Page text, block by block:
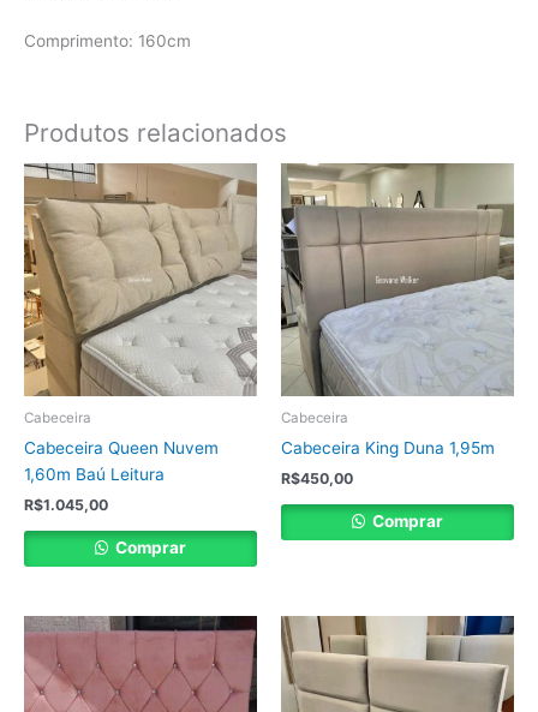
Comprimento: 160cm
Produtos relacionados
Cabeceira
Cabeceira Queen Nuvem
1,60m Baú Leitura
R$1.045,00
Comprar
Cabeceira
Cabeceira King Duna 1,95m
R$450,00
Comprar